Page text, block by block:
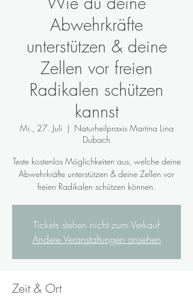
Abwehrkräfte
unterstützen & deine
Zellen vor freien
Radikalen schützen
kannst
Mi., 27. Juli
  |
Naturheilpraxis Martina Lina
Dubach
Teste kostenlos Möglichkeiten aus, welche deine
Abwehrkräfte unterstützen & deine Zellen vor
freien Radikalen schützen können.
Tickets stehen nicht zum Verkauf
Andere Veranstaltungen ansehen
Zeit & Ort